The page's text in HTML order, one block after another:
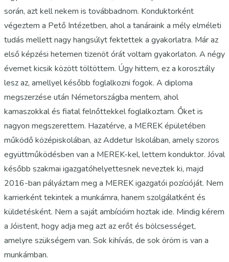
során, azt kell nekem is továbbadnom. Konduktorként
végeztem a Pető Intézetben, ahol a tanáraink a mély elméleti
tudás mellett nagy hangsúlyt fektettek a gyakorlatra. Már az
első képzési hetemen tizenöt órát voltam gyakorlaton. A négy
évemet kicsik között töltöttem. Úgy hittem, ez a korosztály
lesz az, amellyel később foglalkozni fogok. A diploma
megszerzése után Németországba mentem, ahol
kamaszokkal és fiatal felnőttekkel foglalkoztam. Őket is
nagyon megszerettem. Hazatérve, a MEREK épületében
működő középiskolában, az Addetur Iskolában, amely szoros
együttműködésben van a MEREK-kel, lettem konduktor. Jóval
később szakmai igazgatóhelyettesnek neveztek ki, majd
2016-ban pályáztam meg a MEREK igazgatói pozícióját. Nem
karrierként tekintek a munkámra, hanem szolgálatként és
küldetésként. Nem a saját ambícióim hoztak ide. Mindig kérem
a Jóistent, hogy adja meg azt az erőt és bölcsességet,
amelyre szükségem van. Sok kihívás, de sok öröm is van a
munkámban.